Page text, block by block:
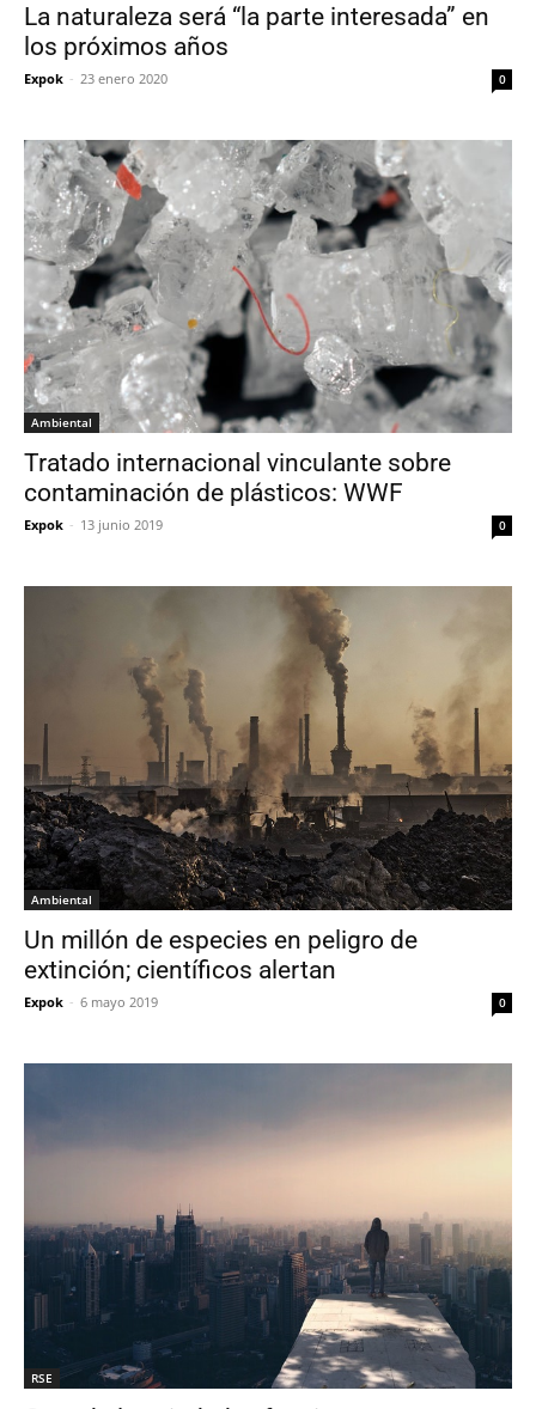
La naturaleza será “la parte interesada” en
los próximos años
Expok - 23 enero 2020 0
Ambiental
Tratado internacional vinculante sobre
contaminación de plásticos: WWF
Expok - 13 junio 2019 0
Ambiental
Un millón de especies en peligro de
extinción; científicos alertan
Expok - 6 mayo 2019 0
RSE